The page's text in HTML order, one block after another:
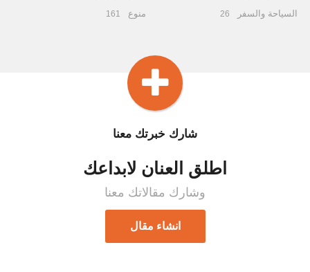
السياحة والسفر 26 منوع 161
شارك خبرتك معنا
اطلق العنان لابداعك
وشارك مقالاتك معنا
انشاء مقال